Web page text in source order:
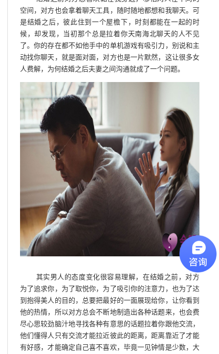
空间，对方也会拿着聊天工具，随时随地都想和我聊天。可
是结婚之后，彼此住到一个屋檐下，时刻都能在一起的时
候，却发现，当初那个总是拉着你天南海北聊天的人不见
了。你的存在都不如他手中的单机游戏有吸引力，别说和主
动找你聊天，就是面对面，对方也是一片默然，这让很多女
人费解，为何结婚之后夫妻之间沟通就成了一个问题。
其实男人的态度变化很容易理解，在结婚之前，对方
为了追求你，为了取悦你，为了吸引你的注意力，也为了达
到抱得美人的目的，总要把最好的一面展现给你，让你看到
他的热情，所以对方总会不断地制造出各种话题来，也会费
尽心思较劲脑汁地寻找各种有意思的话题拉着你跟他交流，
他们懂得人只有交流才能拉近彼此的距离，距离靠近了才能
有好感，才能确定自己喜不喜欢，毕竟一见钟情是少数，大